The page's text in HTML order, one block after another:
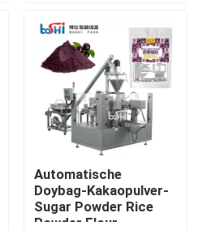
an
für Pulver
Automatische
Doybag-Kakaopulver-
Sugar Powder Rice
Powder Flour-